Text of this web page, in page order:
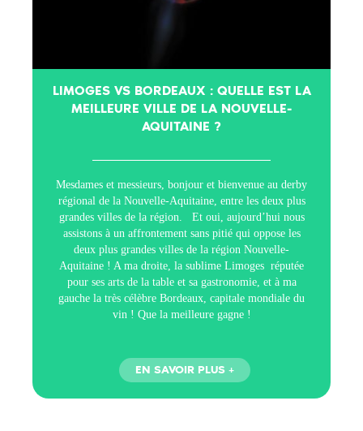
LIMOGES VS BORDEAUX : QUELLE EST LA
MEILLEURE VILLE DE LA NOUVELLE-
AQUITAINE ?
Mesdames et messieurs, bonjour et bienvenue au derby
régional de la Nouvelle-Aquitaine, entre les deux plus
grandes villes de la région. Et oui, aujourd’hui nous
assistons à un affrontement sans pitié qui oppose les
deux plus grandes villes de la région Nouvelle-
Aquitaine ! A ma droite, la sublime Limoges réputée
pour ses arts de la table et sa gastronomie, et à ma
gauche la très célèbre Bordeaux, capitale mondiale du
vin ! Que la meilleure gagne !